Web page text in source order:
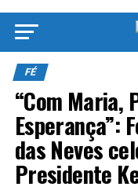
FÉ
“Com Maria,
Esperança”:
das Neves
Presidente